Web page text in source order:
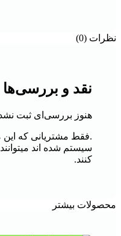
نظرات (0)
نقد و بررسی‌ها
هنوز بررسی‌ای ثبت
.فقط مشتریانی که این
سیستم شده اند
کنند.
محصولات بیشتر